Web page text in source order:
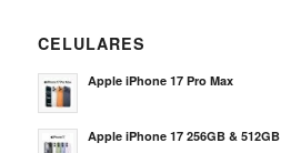
CELULARES
Apple iPhone 17 Pro Max
Apple iPhone 17 256GB & 512GB